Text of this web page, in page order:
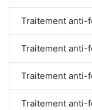
Traitement anti-
Traitement anti-
Traitement anti-
Traitement anti-